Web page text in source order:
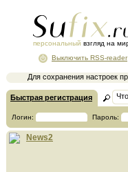
персональный взгляд на
Для сохранения настроек
Выключить RSS-reader
Быстрая регистрация
Логин: Пароль:
News2